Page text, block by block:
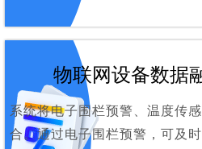
物联网设备数据
系统将电子围栏预警、温度传
合。通过电子围栏预警，可及